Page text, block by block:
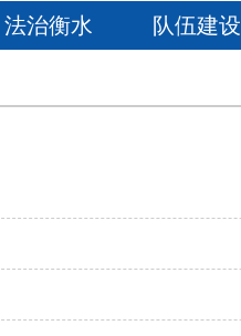
法治衡水 队伍建设